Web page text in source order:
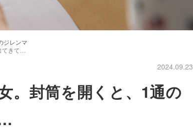
ジレンマ
きて…
2024.09.23
。封筒を開くと、1通の